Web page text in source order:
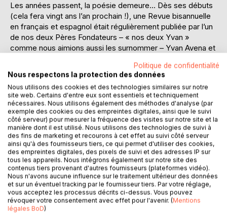
Les années passent, la poésie demeure… Dès ses débuts
(cela fera vingt ans l’an prochain !), une Revue bisannuelle
en français et espagnol était régulièrement publiée par l’un
de nos deux Pères Fondateurs – « nos deux Yvan »
comme nous aimions aussi les surnommer – Yvan Avena et
Cette revue donnait des nouvelles de la jeune Dialoguer en
Poésie et de ses poètes d’alors – dont certains nous sont
toujours fidèles – et publiait leurs poèmes. Elle était
largement diffusée en France et dans certains pays
étrangers dont la Belgique, la Russie, l’Amérique de langue
espagnole (Argentine, Guatemala notamment). Nos Pères
Fondateurs ont pris leur envol vers d’autres cieux. La revue
a cessé de paraître.
Cependant Dialoguer, bon an mal an, a vaillamment résisté
et survécu, mais plus modestement : pas de revue
désormais ; on tourne moins large, aussi. Mais ainsi et
malgré les années qui passent, grâce à notre Société
Littéraire, la poésie a survécu. À Lectoure, bien sûr, mais
ailleurs également et surtout en Gascogne. Ce sont
Politique de confidentialité
Nous respectons la protection des données
Nous utilisons des cookies et des technologies similaires sur notre
site web. Certains d'entre eux sont essentiels et techniquement
nécessaires. Nous utilisons également des méthodes d'analyse (par
exemple des cookies ou des empreintes digitales, ainsi que le suivi
côté serveur) pour mesurer la fréquence des visites sur notre site et la
manière dont il est utilisé. Nous utilisons des technologies de suivi à
des fins de marketing et recourons à cet effet au suivi côté serveur
ainsi qu'à des fournisseurs tiers, ce qui permet d'utiliser des cookies,
des empreintes digitales, des pixels de suivi et des adresses IP sur
tous les appareils. Nous intégrons également sur notre site des
contenus tiers provenant d'autres fournisseurs (plateformes vidéo).
Nous n'avons aucune influence sur le traitement ultérieur des données
et sur un éventuel tracking par le fournisseur tiers. Par votre réglage,
vous acceptez les processus décrits ci-dessus. Vous pouvez
révoquer votre consentement avec effet pour l'avenir. (Mentions
légales BoD)